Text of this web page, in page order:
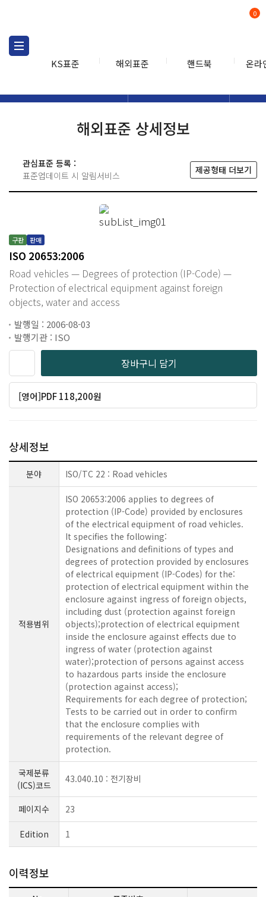
KS표준 해외표준 핸드북 온라
0
해외표준 상세정보
관심표준 등록 :
표준업데이트 시 알림서비스
제공형태 더보기
구판 판매
ISO 20653:2006
Road vehicles — Degrees of protection (IP-Code) —
Protection of electrical equipment against foreign
objects, water and access
발행일 : 2006-08-03
발행기관 : ISO
장바구니 담기
[영어]PDF 118,200원
상세정보
분야 ISO/TC 22 : Road vehicles
적용범위
ISO 20653:2006 applies to degrees of
protection (IP-Code) provided by enclosures
of the electrical equipment of road vehicles.
It specifies the following:
Designations and definitions of types and
degrees of protection provided by enclosures
of electrical equipment (IP-Codes) for the:
protection of electrical equipment within the
enclosure against ingress of foreign objects,
including dust (protection against foreign
objects);protection of electrical equipment
inside the enclosure against effects due to
ingress of water (protection against
water);protection of persons against access
to hazardous parts inside the enclosure
(protection against access);
Requirements for each degree of protection;
Tests to be carried out in order to confirm
that the enclosure complies with
requirements of the relevant degree of
protection.
국제분류
(ICS)코드
43.040.10 : 전기장비
페이지수 23
Edition 1
이력정보